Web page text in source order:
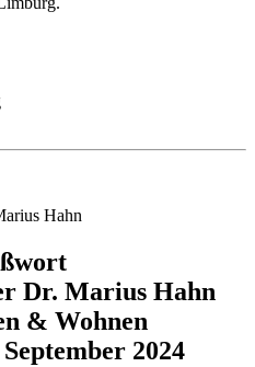
Dr. Marius Hahn
& Wohnen
2024